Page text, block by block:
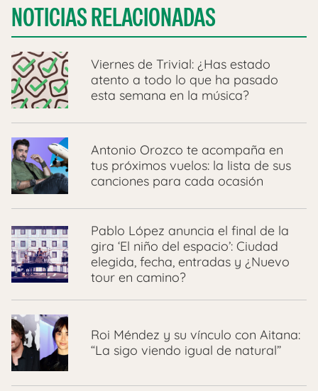
NOTICIAS RELACIONADAS
Viernes de Trivial: ¿Has estado
atento a todo lo que ha pasado
esta semana en la música?
Antonio Orozco te acompaña en
tus próximos vuelos: la lista de sus
canciones para cada ocasión
Pablo López anuncia el final de la
gira ‘El niño del espacio’: Ciudad
elegida, fecha, entradas y ¿Nuevo
tour en camino?
Roi Méndez y su vínculo con Aitana:
“La sigo viendo igual de natural”